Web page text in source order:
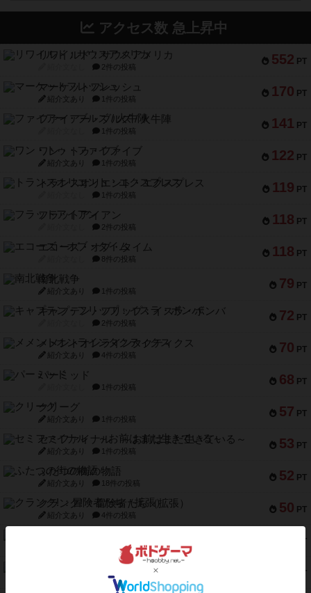
アクセス数 急上昇中
552 PT
リワイルド：サウスアメリカ
2件の投稿
170 PT
マーケットフレッシュ
紹介文あり 1件の投稿
141 PT
ファイアー・ブルズ / 火牛陣
1件の投稿
122 PT
ワン・トゥ・ファイブ
紹介文あり 1件の投稿
119 PT
トランスオリエント・エクスプレス
1件の投稿
118 PT
フラットアイアン
2件の投稿
118 PT
エコーズ・オブ・タイム
8件の投稿
79 PT
南北戦争
紹介文あり 1件の投稿
72 PT
キャプテン・フリップ：イスラ・ボンバ
2件の投稿
70 PT
メメントオンラインタクティクス
紹介文あり 4件の投稿
68 PT
パーミッド
1件の投稿
57 PT
クリーグ
紹介文あり 1件の投稿
53 PT
セミファイナル ～お前はまだ生きている～
紹介文あり 1件の投稿
52 PT
ふたつの街の物語
紹介文あり 18件の投稿
50 PT
クランク! ：冒険者たち（拡張）
紹介文あり 4件の投稿
PT
1件の投稿
PT
スターマイン・ラミー ポケット
2件の投稿